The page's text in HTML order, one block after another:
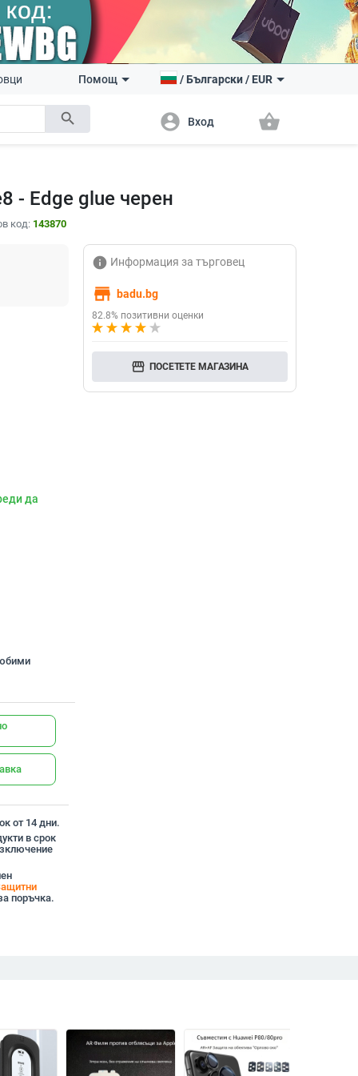
search
Помощ /Български/ EUR
account_circle Вход shopping_basket
- Edge glue черен
код: 143870
да
от 14 дни.
в срок
поръчка.
info Информация за търговец
store badu.bg
82.8% позитивни оценки
storefront ПОСЕТЕТЕ МАГАЗИНА